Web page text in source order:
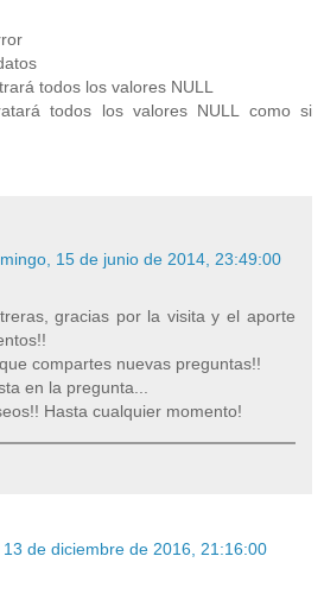
todos los valores NULL
todos los valores NULL como si
15 de junio de 2014, 23:49:00
gracias por la visita y el aporte
compartes nuevas preguntas!!
en la pregunta...
Hasta cualquier momento!
13 de diciembre de 2016, 21:16:00